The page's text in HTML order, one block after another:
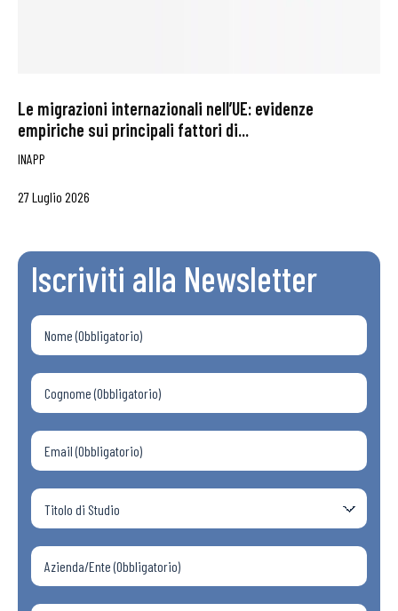
Le migrazioni internazionali nell’UE: evidenze
empiriche sui principali fattori di...
INAPP
27 Luglio 2026
Iscriviti alla Newsletter